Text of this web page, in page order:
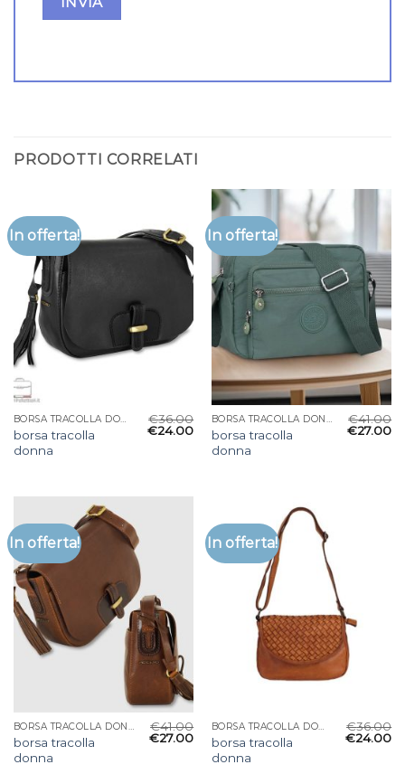
PRODOTTI CORRELATI
In offerta!
BORSA TRACOLLA DONNA
borsa tracolla
donna
€36.00
€24.00
In offerta!
BORSA TRACOLLA DONNA
borsa tracolla
donna
€41.00
€27.00
In offerta!
BORSA TRACOLLA DONNA
borsa tracolla
donna
€41.00
€27.00
In offerta!
BORSA TRACOLLA DONNA
borsa tracolla
donna
€36.00
€24.00